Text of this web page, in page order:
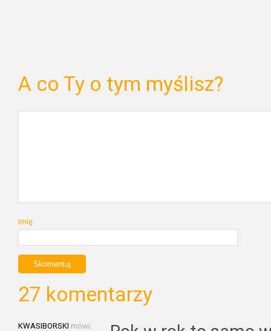
A co Ty o tym myślisz?
Imię
27 komentarzy
KWASIBORSKI mówi: